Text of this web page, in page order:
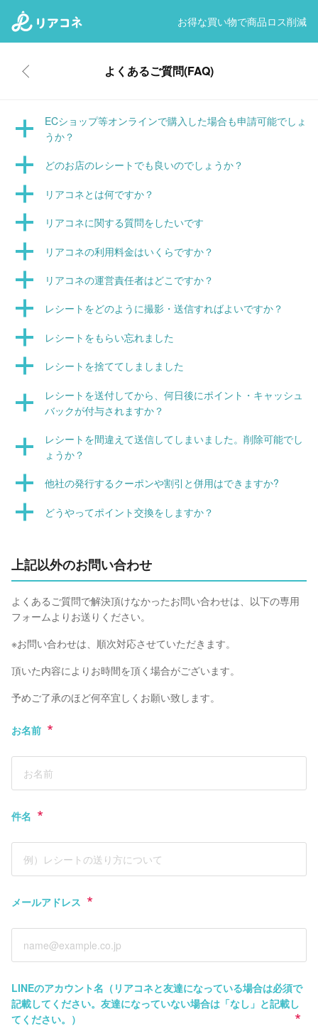
お得な買い物で商品ロス削減
よくあるご質問(FAQ)
ECショップ等オンラインで購入した場合も申請可能でしょ
うか？
どのお店のレシートでも良いのでしょうか？
リアコネとは何ですか？
リアコネに関する質問をしたいです
リアコネの利用料金はいくらですか？
リアコネの運営責任者はどこですか？
レシートをどのように撮影・送信すればよいですか？
レシートをもらい忘れました
レシートを捨ててしましました
レシートを送付してから、何日後にポイント・キャッシュ
バックが付与されますか？
レシートを間違えて送信してしまいました。削除可能でし
ょうか？
他社の発行するクーポンや割引と併用はできますか?
どうやってポイント交換をしますか？
上記以外のお問い合わせ
よくあるご質問で解決頂けなかったお問い合わせは、以下の専用
フォームよりお送りください。
※お問い合わせは、順次対応させていただきます。
頂いた内容によりお時間を頂く場合がございます。
予めご了承のほど何卒宜しくお願い致します。
お名前
件名
メールアドレス
LINEのアカウント名（リアコネと友達になっている場合は必須で
記載してください。友達になっていない場合は「なし」と記載し
てください。）